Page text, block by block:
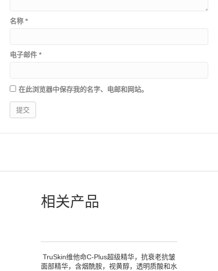
名称 *
电子邮件 *
在此浏览器中保存我的名字、电邮和网站。
相关产品
TruSkin维他命C-Plus超级精华，抗衰老抗皱
面部精华，含烟酰胺，视黄醇，透明质酸和水